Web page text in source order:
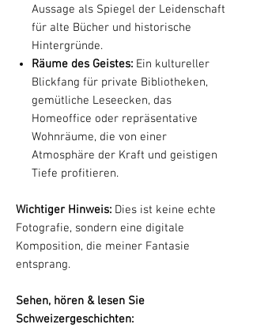
Aussage als Spiegel der Leidenschaft
für alte Bücher und historische
Hintergründe.
Räume des Geistes: Ein kultureller
Blickfang für private Bibliotheken,
gemütliche Leseecken, das
Homeoffice oder repräsentative
Wohnräume, die von einer
Atmosphäre der Kraft und geistigen
Tiefe profitieren.
Wichtiger Hinweis: Dies ist keine echte
Fotografie, sondern eine digitale
Komposition, die meiner Fantasie
entsprang.
Sehen, hören & lesen Sie
Schweizergeschichten: